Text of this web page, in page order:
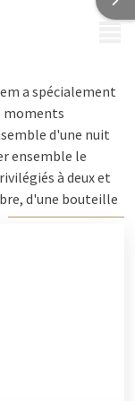
a spécialement
moments
d'une nuit
ensemble le
à deux et
d'une bouteille
de l'hôtel
tardif
comprend tous
Réveillez-vous